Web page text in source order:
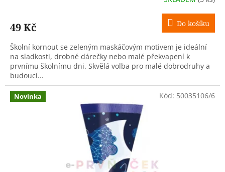
49 Kč Do košíku
Školní kornout se zeleným maskáčovým motivem je ideální
na sladkosti, drobné dárečky nebo malé překvapení k
prvnímu školnímu dni. Skvělá volba pro malé dobrodruhy a
budoucí...
Novinka Kód: 50035106/6